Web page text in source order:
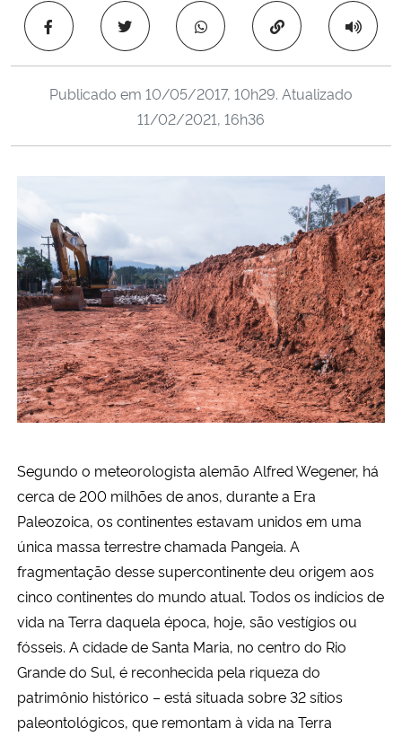
Ministério da Cidadania
Ministério da Saúde
Ministério de Minas e Energia
Ministério do Meio Ambiente
Ministério do Turismo
Ministério do Desenvolvimento Regional
Controladoria-Geral da União
Ministério da Mulher, da Família e dos Direitos Humanos
Secretaria de Governo
Gabinete de Segurança Institucional
Advocacia-Geral da União
Banco Central do Brasil
Copiar para área
Publicado em 10/05/2017, 10h29. Atualizado
11/02/2021, 16h36
Segundo o meteorologista alemão Alfred Wegener, há
cerca de 200 milhões de anos, durante a Era
Paleozoica, os continentes estavam unidos em uma
única massa terrestre chamada Pangeia. A
fragmentação desse supercontinente deu origem aos
cinco continentes do mundo atual. Todos os indícios de
vida na Terra daquela época, hoje, são vestígios ou
fósseis. A cidade de Santa Maria, no centro do Rio
Grande do Sul, é reconhecida pela riqueza do
patrimônio histórico – está situada sobre 32 sítios
paleontológicos, que remontam à vida na Terra